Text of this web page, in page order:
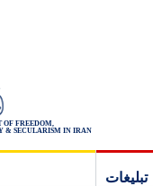
OF FREEDOM,
& SECULARISM IN IRAN
تبلیغات